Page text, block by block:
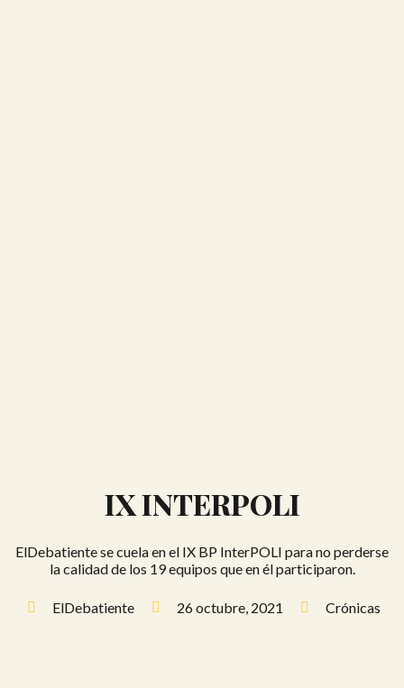
IX INTERPOLI
ElDebatiente se cuela en el IX BP InterPOLI para no perderse
la calidad de los 19 equipos que en él participaron.
ElDebatiente 26 octubre, 2021 Crónicas